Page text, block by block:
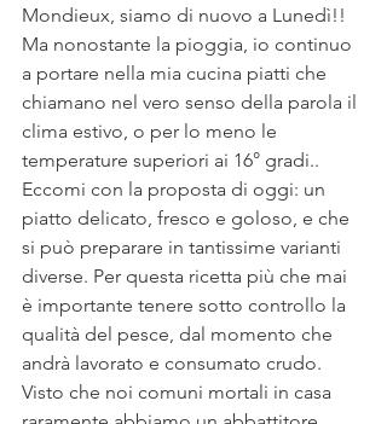
Mondieux, siamo di nuovo a Lunedì!!
Ma nonostante la pioggia, io continuo
a portare nella mia cucina piatti che
chiamano nel vero senso della parola il
clima estivo, o per lo meno le
temperature superiori ai 16° gradi..
Eccomi con la proposta di oggi: un
piatto delicato, fresco e goloso, e che
si può preparare in tantissime varianti
diverse. Per questa ricetta più che mai
è importante tenere sotto controllo la
qualità del pesce, dal momento che
andrà lavorato e consumato crudo.
Visto che noi comuni mortali in casa